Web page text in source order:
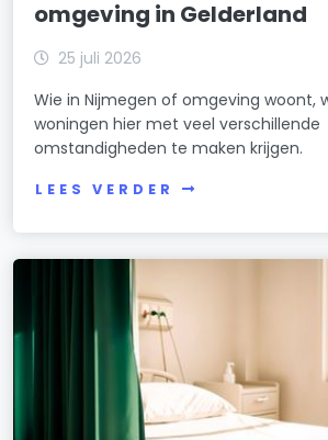
omgeving in Gelderland
25 juli 2026
Wie in Nijmegen of omgeving woont,
woningen hier met veel verschillende
omstandigheden te maken krijgen.
LEES VERDER